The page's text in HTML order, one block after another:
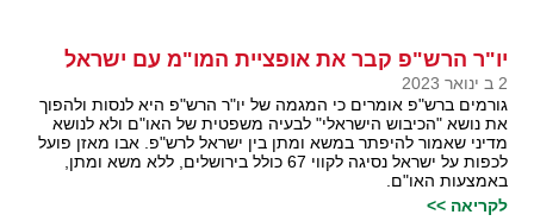
יו"ר הרש"פ קבר את אופציית המו"מ עם ישראל
2 ב ינואר 2023
גורמים ברש"פ אומרים כי המגמה של יו"ר הרש"פ היא לנסות ולהפוך
את נושא "הכיבוש הישראלי" לבעיה משפטית של האו"ם ולא לנושא
מדיני שאמור להיפתר במשא ומתן בין ישראל לרש"פ. אבו מאזן פועל
לכפות על ישראל נסיגה לקווי 67 כולל בירושלים, ללא משא ומתן,
באמצעות האו"ם.
לקריאה >>